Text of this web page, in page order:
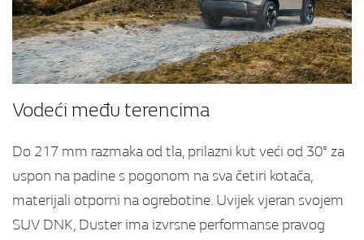
Vodeći među terencima
Do 217 mm razmaka od tla, prilazni kut veći od 30° za
uspon na padine s pogonom na sva četiri kotača,
materijali otporni na ogrebotine. Uvijek vjeran svojem
SUV DNK, Duster ima izvrsne performanse pravog